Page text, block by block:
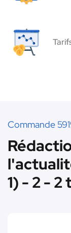
Commande
1) - 2 -